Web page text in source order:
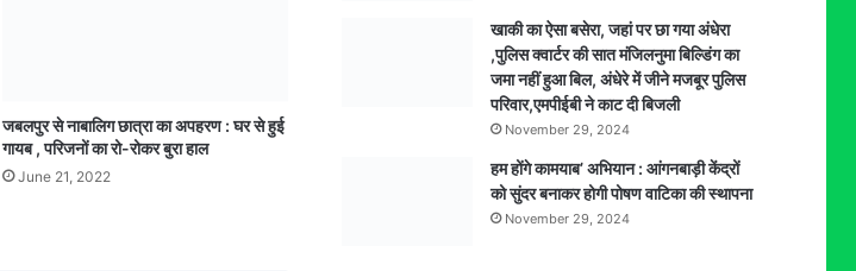
जबलपुर से नाबालिग छात्रा का अपहरण : घर से हुई
गायब , परिजनों का रो-रोकर बुरा हाल
June 21, 2022
खाकी का ऐसा बसेरा, जहां पर छा गया अंधेरा
,पुलिस क्वार्टर की सात मंजिलनुमा बिल्डिंग का
जमा नहीं हुआ बिल, अंधेरे में जीने मजबूर पुलिस
परिवार,एमपीईबी ने काट दी बिजली
November 29, 2024
हम होंगे कामयाब’ अभियान : आंगनबाड़ी केंद्रों
को सुंदर बनाकर होगी पोषण वाटिका की स्थापना
November 29, 2024